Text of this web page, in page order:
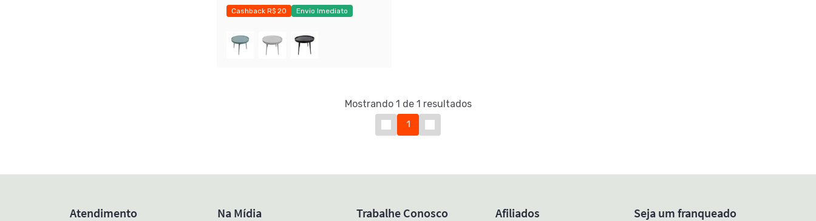
Cashback R$ 20
Envio Imediato
Mostrando 1 de 1 resultados
1